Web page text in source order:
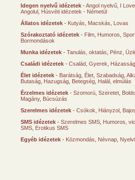
Idegen nyelvű idézetek -Angol nyelvű I
Angolul Húsvéti idézetek - Németül
Állatos idézetek - Kutyás Macskás
Lovas
Szórakoztató idézetek - Film Humoros
Bormondások
Munka idézetek - Tanulás, oktatás Pénz
Családi idézetek - Család Gyerek
Élet idézetek - Barátság Élet Szabadság
Butaság Hazugság Betegség Halál, elmúlás
Érzelmes idézetek - Szomorú Szeretet
Magány, Búcsúzás
Szerelmes idézetek - Csókok Hiányzol
SMS idézetek - Szerelmes SMS Humoros,
SMS Erotikus SMS
Egyéb idézetek - Közmondás Névnap